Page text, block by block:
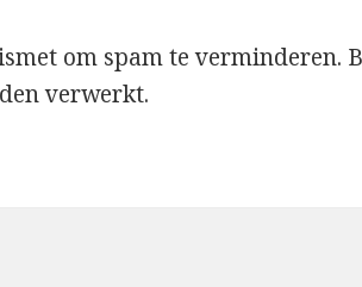
om spam te verminderen.
verwerkt.